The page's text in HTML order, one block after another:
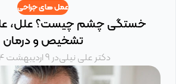
عمل های جراحی
خستگی چشم چیست؟ علل،
تشخیص و درمان
دکتر علی نیلیدر 9 اردیبهشت 1404